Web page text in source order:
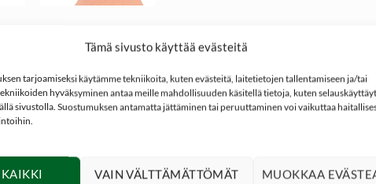
Tämä sivusto käyttää evästeitä
tarjoamiseksi käytämme tekniikoita, kuten evästeitä, laitetietojen tallentamiseen ja/tai
hyväksyminen antaa meille mahdollisuuden käsitellä tietoja, kuten
sivustolla. Suostumuksen antamatta jättäminen tai peruuttaminen voi vaikuttaa
KAIKKI VAIN VÄLTTÄMÄTTÖMÄT MUOKKAA
ja vapaa-aikaan. Takin kaksikerroksinen rakenne toimii